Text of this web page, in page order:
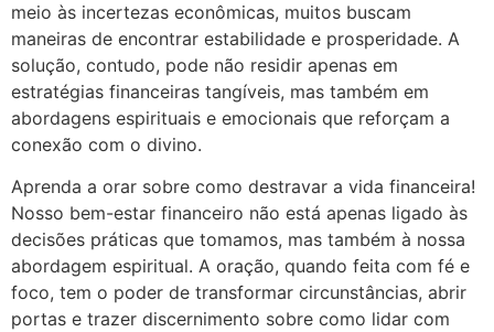
meio às incertezas econômicas, muitos buscam
maneiras de encontrar estabilidade e prosperidade. A
solução, contudo, pode não residir apenas em
estratégias financeiras tangíveis, mas também em
abordagens espirituais e emocionais que reforçam a
conexão com o divino.
Aprenda a orar sobre como destravar a vida financeira!
Nosso bem-estar financeiro não está apenas ligado às
decisões práticas que tomamos, mas também à nossa
abordagem espiritual. A oração, quando feita com fé e
foco, tem o poder de transformar circunstâncias, abrir
portas e trazer discernimento sobre como lidar com